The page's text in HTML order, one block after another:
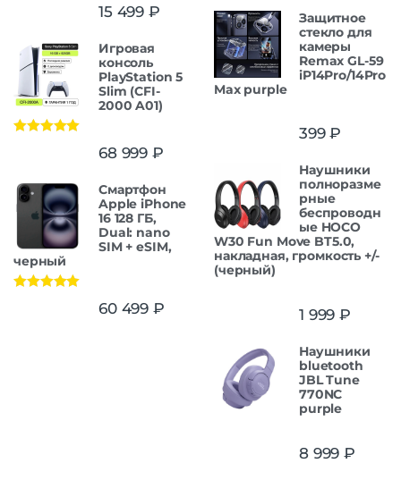
15 499 ₽
Игровая
консоль
PlayStation 5
Slim (CFI-
2000 A01)
68 999 ₽
Смартфон
Apple iPhone
16 128 ГБ,
Dual: nano
SIM + eSIM,
черный
60 499 ₽
Защитнoe
cтекло для
камеры
Remax GL-59
iP14Pro/14Pro
Max purple
399₽
Наушники
полноразме
рные
беспроводн
ые HOCO
W30 Fun Move BT5.0,
накладная, громкость +/-
(черный)
1 999 ₽
Наушники
bluetooth
JBL Tune
770NC
purple
8 999 ₽